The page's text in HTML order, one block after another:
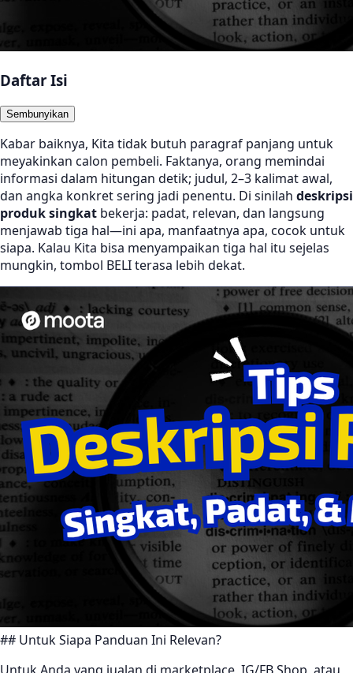
Daftar Isi
Sembunyikan
Kabar baiknya, Kita tidak butuh paragraf panjang untuk
meyakinkan calon pembeli. Faktanya, orang memindai
informasi dalam hitungan detik; judul, 2–3 kalimat awal,
dan angka konkret sering jadi penentu. Di sinilah deskripsi
produk singkat bekerja: padat, relevan, dan langsung
menjawab tiga hal—ini apa, manfaatnya apa, cocok untuk
siapa. Kalau Kita bisa menyampaikan tiga hal itu sejelas
mungkin, tombol BELI terasa lebih dekat.
## Untuk Siapa Panduan Ini Relevan?